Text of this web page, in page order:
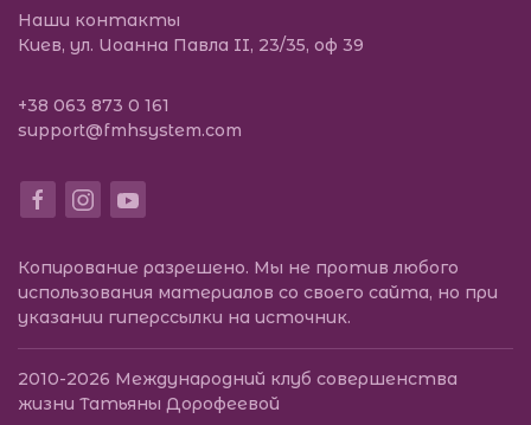
Наши контакты
Киев, ул. Иоанна Павла II, 23/35, оф 39
+38 063 873 0 161
support@fmhsystem.com
Копирование разрешено. Мы не против любого
использования материалов со своего сайта, но при
указании гиперссылки на источник.
2010-2026 Международний клуб совершенства
жизни Татьяны Дорофеевой